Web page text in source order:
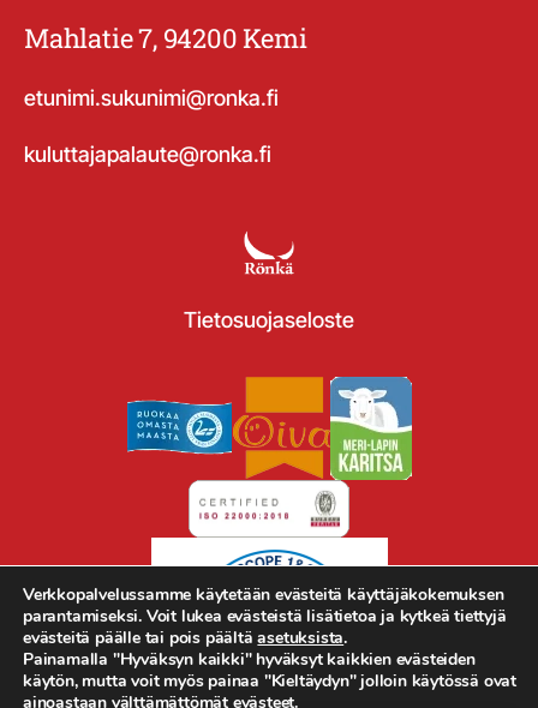
Mahlatie 7, 94200 Kemi
etunimi.sukunimi@ronka.fi
kuluttajapalaute@ronka.fi
Tietosuojaseloste
Verkkopalvelussamme käytetään evästeitä käyttäjäkokemuksen
parantamiseksi. Voit lukea evästeistä lisätietoa ja kytkeä tiettyjä
evästeitä päälle tai pois päältäasetuksista.
Painamalla "Hyväksyn kaikki" hyväksyt kaikkien evästeiden
käytön, mutta voit myös painaa "Kieltäydyn" jolloin käytössä ovat
ainoastaan välttämättömät evästeet.